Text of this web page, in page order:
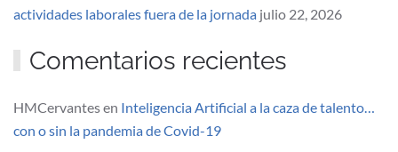
actividades laborales fuera de la jornada julio 22, 2026
Comentarios recientes
HMCervantesen Inteligencia Artificial a la caza de talento…
con o sin la pandemia de Covid-19